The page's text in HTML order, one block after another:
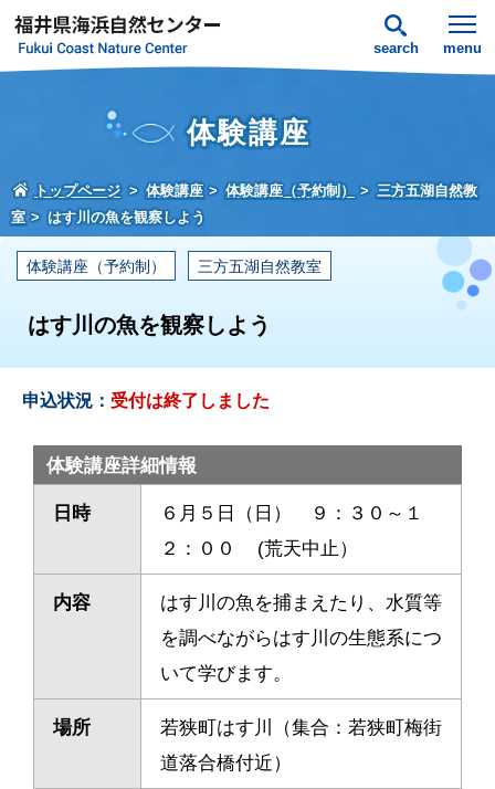
search menu
体験講座
トップページ 体験講座 体験講座（予約制）
三方五湖自然教
室
はす川の魚を観察しよう
体験講座（予約制） 三方五湖自然教室
はす川の魚を観察しよう
申込状況： 受付は終了しました
体験講座詳細情報
日時
６月５日（日） ９：３０～１
２：００ (荒天中止）
内容
はす川の魚を捕まえたり、水質等
を調べながらはす川の生態系につ
いて学びます。
場所
若狭町はす川（集合：若狭町梅街
道落合橋付近）